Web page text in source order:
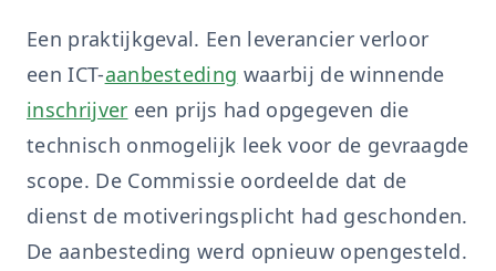
Een praktijkgeval. Een leverancier verloor
een ICT-aanbesteding waarbij de winnende
inschrijver een prijs had opgegeven die
technisch onmogelijk leek voor de gevraagde
scope. De Commissie oordeelde dat de
dienst de motiveringsplicht had geschonden.
De aanbesteding werd opnieuw opengesteld.